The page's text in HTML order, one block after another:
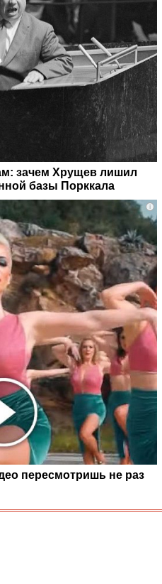
зачем Хрущев лишил
базы Порккала
i
пересмотришь не раз